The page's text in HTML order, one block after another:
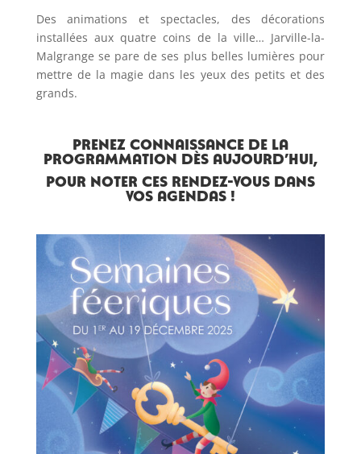
Des animations et spectacles, des décorations
installées aux quatre coins de la ville… Jarville-la-
Malgrange se pare de ses plus belles lumières pour
mettre de la magie dans les yeux des petits et des
grands.
Prenez connaissance de la
programmation dès aujourd’hui,
pour noter ces rendez-vous dans
vos agendas !